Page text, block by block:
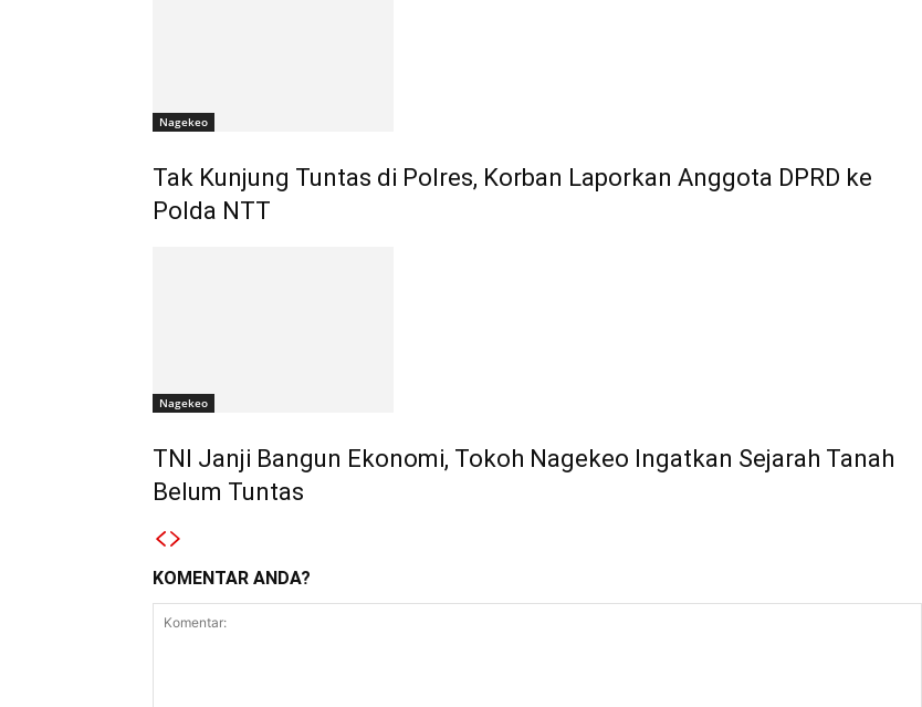
Nagekeo
Tak Kunjung Tuntas di Polres, Korban Laporkan Anggota DPRD ke
Polda NTT
Nagekeo
TNI Janji Bangun Ekonomi, Tokoh Nagekeo Ingatkan Sejarah Tanah
Belum Tuntas
KOMENTAR ANDA?